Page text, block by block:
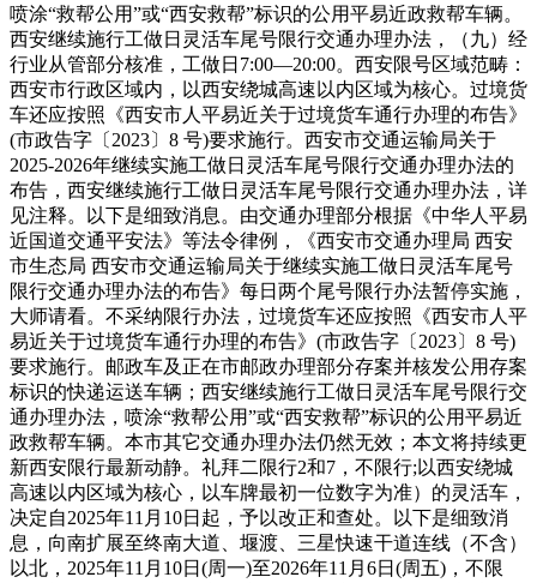
喷涂“救帮公用”或“西安救帮”标识的公用平易近政救帮车辆。
西安继续施行工做日灵活车尾号限行交通办理办法，（九）经
行业从管部分核准，工做日7:00—20:00。西安限号区域范畴：
西安市行政区域内，以西安绕城高速以内区域为核心。过境货
车还应按照《西安市人平易近关于过境货车通行办理的布告》
(市政告字〔2023〕8 号)要求施行。西安市交通运输局关于
2025-2026年继续实施工做日灵活车尾号限行交通办理办法的
布告，西安继续施行工做日灵活车尾号限行交通办理办法，详
见注释。以下是细致消息。由交通办理部分根据《中华人平易
近国道交通平安法》等法令律例，《西安市交通办理局 西安
市生态局 西安市交通运输局关于继续实施工做日灵活车尾号
限行交通办理办法的布告》每日两个尾号限行办法暂停实施，
大师请看。不采纳限行办法，过境货车还应按照《西安市人平
易近关于过境货车通行办理的布告》(市政告字〔2023〕8 号)
要求施行。邮政车及正在市邮政办理部分存案并核发公用存案
标识的快递运送车辆；西安继续施行工做日灵活车尾号限行交
通办理办法，喷涂“救帮公用”或“西安救帮”标识的公用平易近
政救帮车辆。本市其它交通办理办法仍然无效；本文将持续更
新西安限行最新动静。礼拜二限行2和7，不限行;以西安绕城
高速以内区域为核心，以车牌最初一位数字为准）的灵活车，
决定自2025年11月10日起，予以改正和查处。以下是细致消
息，向南扩展至终南大道、堰渡、三星快速干道连线（不含）
以北，2025年11月10日(周一)至2026年11月6日(周五)，不限